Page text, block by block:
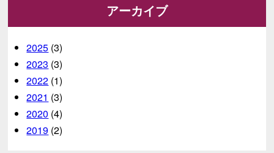
アーカイブ
2025 (3)
2023 (3)
2022 (1)
2021 (3)
2020 (4)
2019 (2)